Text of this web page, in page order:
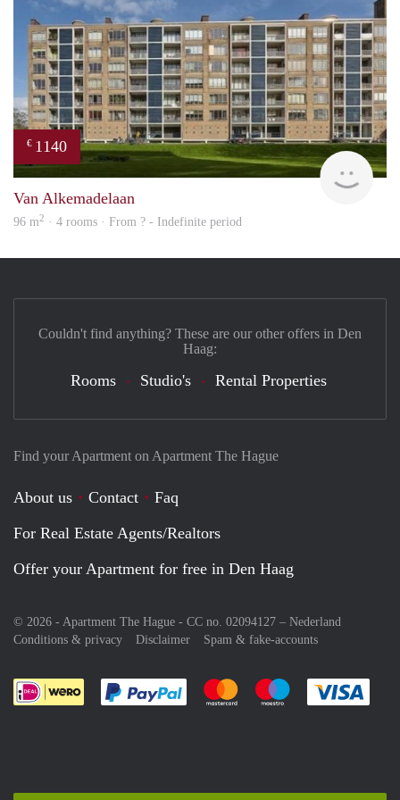
€ 1140
rent
Van Alkemadelaan
96 m2 · 4 rooms · From ? - Indefinite period
Find your Apartment on Apartment The Hague
About us Contact
Faq
For Real Estate Agents/Realtors
Offer your Apartment for free in Den Haag
© 2026 - Apartment The Hague - CC no. 02094127 – Nederland
Conditions & privacy
Disclaimer Spam & fake-accounts
Pay easily with :payment method
Pay easily with :payment
Pay easily with
Couldn't find anything? These are our other offers in Den
Haag:
Rooms Studio's Rental Properties